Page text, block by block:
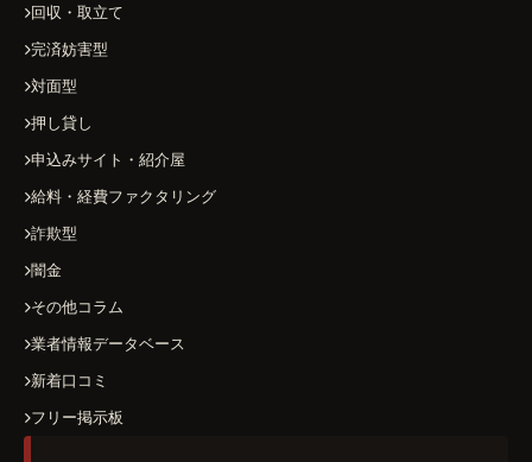
回収・取立て
完済妨害型
対面型
押し貸し
申込みサイト・紹介屋
給料・経費ファクタリング
詐欺型
闇金
その他コラム
業者情報データベース
新着口コミ
フリー掲示板